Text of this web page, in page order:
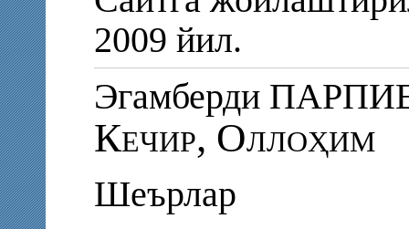
2009 йил.
Эгамберди
Кечир, Оллоҳим
Шеърлар